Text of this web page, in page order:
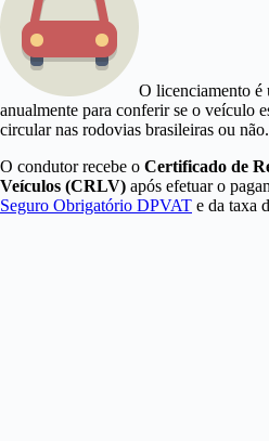
O licenciamento é
anualmente para conferir se o veículo
circular nas rodovias brasileiras ou não.
O condutor recebe o Certificado de
Veículos (CRLV) após efetuar o
Seguro Obrigatório DPVAT e da taxa